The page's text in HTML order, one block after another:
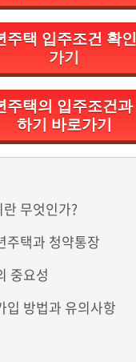
주택 입주조건 확
가기
주택의 입주조건과
하기 바로가기
무엇인가?
주택과 청약통장
중요성
입 방법과 유의사항